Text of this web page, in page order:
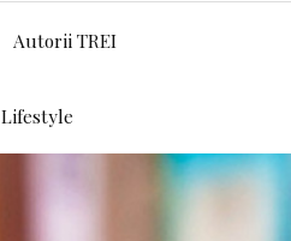
Autorii TREI
Lifestyle